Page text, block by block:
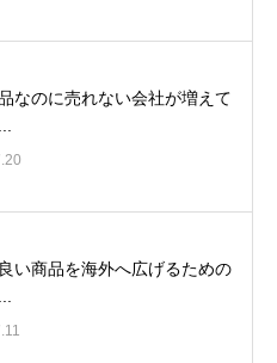
なのに売れない会社が増えて
い商品を海外へ広げるための